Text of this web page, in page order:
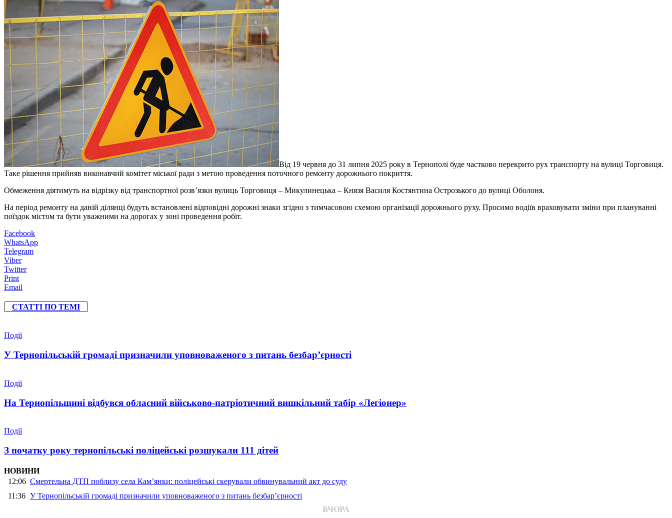
Від 19 червня до 31 липня 2025 року в Тернополі буде частково перекрито рух транспорту на вулиці Торговиця.
Таке рішення прийняв виконавчий комітет міської ради з метою проведення поточного ремонту дорожнього покриття.
Обмеження діятимуть на відрізку від транспортної розв’язки вулиць Торговиця – Микулинецька – Князя Василя Костянтина Острозького до вулиці Оболоня.
На період ремонту на даній ділянці будуть встановлені відповідні дорожні знаки згідно з тимчасовою схемою організації дорожнього руху. Просимо водіїв враховувати зміни при плануванні
поїздок містом та бути уважними на дорогах у зоні проведення робіт.
Facebook
WhatsApp
Telegram
Viber
Twitter
Print
Email
СТАТТІ ПО ТЕМІ
Події
У Тернопільській громаді призначили уповноваженого з питань безбар’єрності
Події
На Тернопільщині відбувся обласний військово-патріотичний вишкільний табір «Легіонер»
Події
З початку року тернопільські поліцейські розшукали 111 дітей
НОВИНИ
12:06 Смертельна ДТП поблизу села Кам’янки: поліцейські скерували обвинувальний акт до суду
11:36 У Тернопільській громаді призначили уповноваженого з питань безбар’єрності
ВЧОРА